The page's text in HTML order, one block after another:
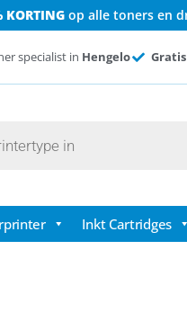
KORTINGop alle toners en
specialist in Hengelo
Inkt Cartridges